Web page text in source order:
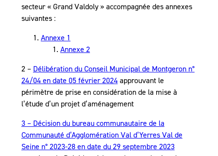
secteur « Grand Valdoly » accompagnée des annexes
suivantes :
Annexe 1
Annexe 2
2 – Délibération du Conseil Municipal de Montgeron n°
24/04 en date 05 février 2024approuvant le
périmètre de prise en considération de la mise à
l’étude d’un projet d’aménagement
3 – Décision du bureau communautaire de la
Communauté d’Agglomération Val d’Yerres Val de
Seine n° 2023-28 en date du 29 septembre 2023